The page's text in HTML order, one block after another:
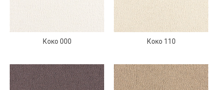
Коко 000 Коко 110